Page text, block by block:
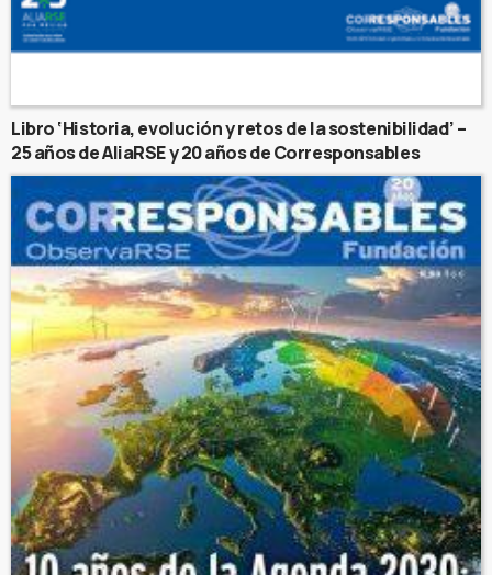
Libro ‘Historia, evolución y retos de la sostenibilidad’ –
25 años de AliaRSE y 20 años de Corresponsables